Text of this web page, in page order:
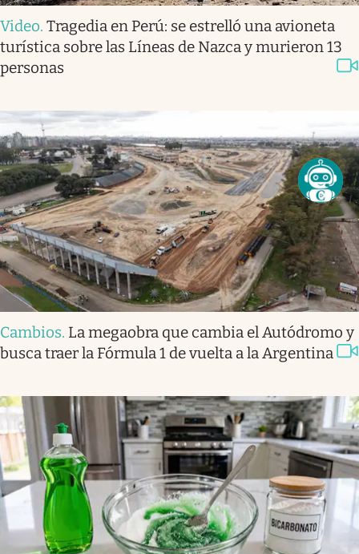
Video. Tragedia en Perú: se estrelló una avioneta
turística sobre las Líneas de Nazca y murieron 13
personas
Cambios. La megaobra que cambia el Autódromo y
busca traer la Fórmula 1 de vuelta a la Argentina